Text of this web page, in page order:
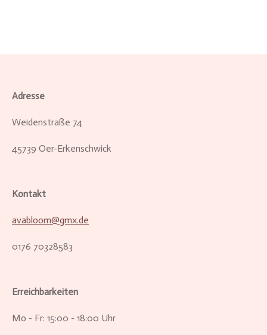
Adresse
Weidenstraße 74
45739 Oer-Erkenschwick
Kontakt
avabloom@gmx.de
0176 70328583
Erreichbarkeiten
Mo - Fr: 15:00 - 18:00 Uhr